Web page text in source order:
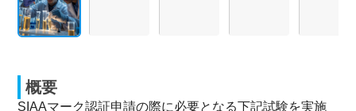
概要
SIAAマーク認証申請の際に必要となる下記試験を実施